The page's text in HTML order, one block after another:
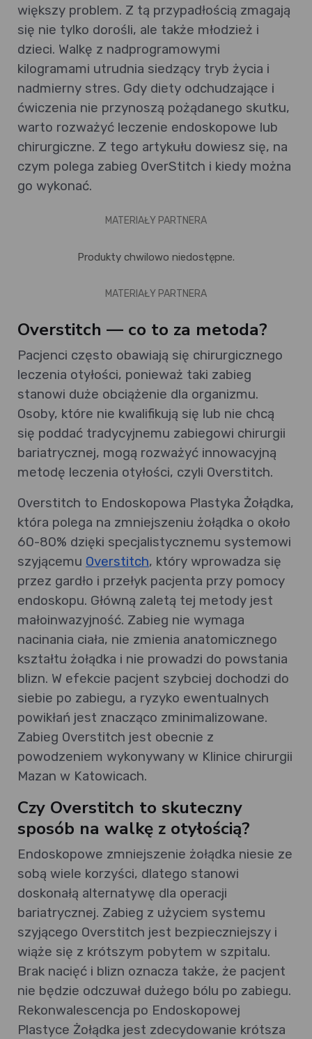
większy problem. Z tą przypadłością zmagają
się nie tylko dorośli, ale także młodzież i
dzieci. Walkę z nadprogramowymi
kilogramami utrudnia siedzący tryb życia i
nadmierny stres. Gdy diety odchudzające i
ćwiczenia nie przynoszą pożądanego skutku,
warto rozważyć leczenie endoskopowe lub
chirurgiczne. Z tego artykułu dowiesz się, na
czym polega zabieg OverStitch i kiedy można
go wykonać.
MATERIAŁY PARTNERA
Produkty chwilowo niedostępne.
MATERIAŁY PARTNERA
Overstitch — co to za metoda?
Pacjenci często obawiają się chirurgicznego
leczenia otyłości, ponieważ taki zabieg
stanowi duże obciążenie dla organizmu.
Osoby, które nie kwalifikują się lub nie chcą
się poddać tradycyjnemu zabiegowi chirurgii
bariatrycznej, mogą rozważyć innowacyjną
metodę leczenia otyłości, czyli Overstitch.
Overstitch to Endoskopowa Plastyka Żołądka,
która polega na zmniejszeniu żołądka o około
60-80% dzięki specjalistycznemu systemowi
szyjącemu Overstitch, który wprowadza się
przez gardło i przełyk pacjenta przy pomocy
endoskopu. Główną zaletą tej metody jest
małoinwazyjność. Zabieg nie wymaga
nacinania ciała, nie zmienia anatomicznego
kształtu żołądka i nie prowadzi do powstania
blizn. W efekcie pacjent szybciej dochodzi do
siebie po zabiegu, a ryzyko ewentualnych
powikłań jest znacząco zminimalizowane.
Zabieg Overstitch jest obecnie z
powodzeniem wykonywany w Klinice chirurgii
Mazan w Katowicach.
Czy Overstitch to skuteczny
sposób na walkę z otyłością?
Endoskopowe zmniejszenie żołądka niesie ze
sobą wiele korzyści, dlatego stanowi
doskonałą alternatywę dla operacji
bariatrycznej. Zabieg z użyciem systemu
szyjącego Overstitch jest bezpieczniejszy i
wiąże się z krótszym pobytem w szpitalu.
Brak nacięć i blizn oznacza także, że pacjent
nie będzie odczuwał dużego bólu po zabiegu.
Rekonwalescencja po Endoskopowej
Plastyce Żołądka jest zdecydowanie krótsza